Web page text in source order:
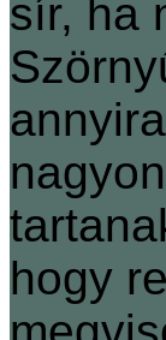
sír, ha
hogy